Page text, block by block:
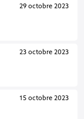
29 octobre 2023
23 octobre 2023
15 octobre 2023